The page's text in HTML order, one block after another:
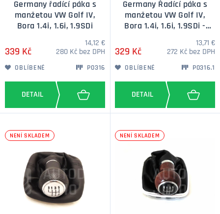
Germany řadící páka s
manžetou VW Golf IV,
Bora 1.4i, 1.6i, 1.9SDi
339 Kč
14,12 €
280 Kč bez DPH
OBLÍBENÉ P0316
Germany Řadící páka s
manžetou VW Golf IV,
Bora 1.4i, 1.6i, 1.9SDi -
329 Kč
13,71 €
272 Kč bez DPH
OBLÍBENÉ P0316.1
NENÍ SKLADEM NENÍ SKLADEM